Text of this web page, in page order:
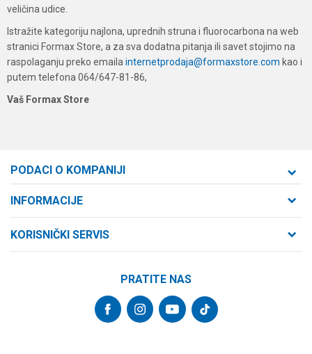
veličina udice.
Istražite kategoriju najlona, uprednih struna i fluorocarbona na web
stranici Formax Store, a za sva dodatna pitanja ili savet stojimo na
raspolaganju preko emaila internetprodaja@formaxstore.com kao i
putem telefona 064/647-81-86,
Vaš Formax Store
PODACI O KOMPANIJI
Cara Dušana 47
internetprodaja@formaxstore.com
INFORMACIJE
KORISNIČKI SERVIS
PRATITE NAS